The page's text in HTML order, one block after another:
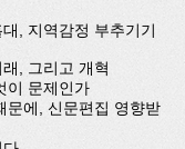
, 지역감정 부추기기
, 그리고 개혁
이 문제인가
문에, 신문편집 영향받